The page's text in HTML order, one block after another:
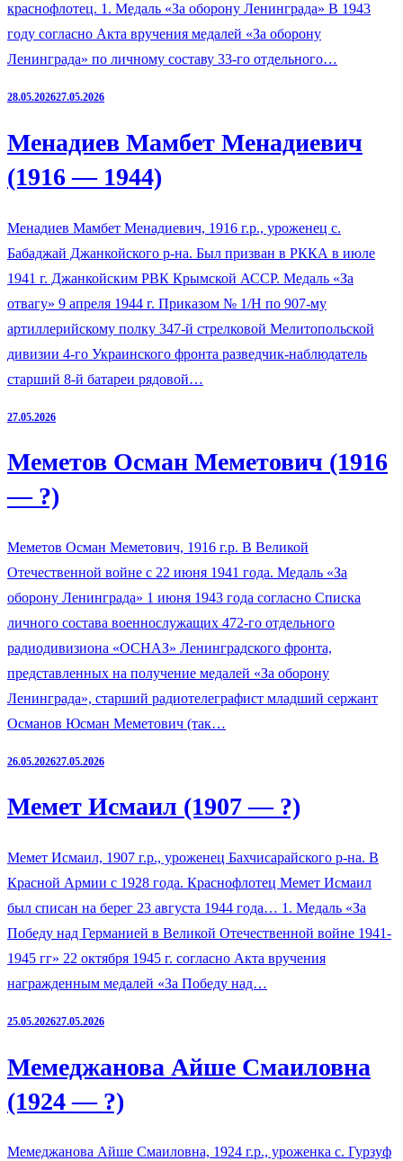
краснофлотец. 1. Медаль «За оборону Ленинграда» В 1943
году согласно Акта вручения медалей «За оборону
Ленинграда» по личному составу 33-го отдельного…
28.05.202627.05.2026
Менадиев Мамбет Менадиевич
(1916 — 1944)
Менадиев Мамбет Менадиевич, 1916 г.р., уроженец с.
Бабаджай Джанкойского р-на. Был призван в РККА в июле
1941 г. Джанкойским РВК Крымской АССР. Медаль «За
отвагу» 9 апреля 1944 г. Приказом № 1/Н по 907-му
артиллерийскому полку 347-й стрелковой Мелитопольской
дивизии 4-го Украинского фронта разведчик-наблюдатель
старший 8-й батареи рядовой…
27.05.2026
Меметов Осман Меметович (1916
— ?)
Меметов Осман Меметович, 1916 г.р. В Великой
Отечественной войне с 22 июня 1941 года. Медаль «За
оборону Ленинграда» 1 июня 1943 года согласно Списка
личного состава военнослужащих 472-го отдельного
радиодивизиона «ОСНАЗ» Ленинградского фронта,
представленных на получение медалей «За оборону
Ленинграда», старший радиотелеграфист младший сержант
Османов Юсман Меметович (так…
26.05.202627.05.2026
Мемет Исмаил (1907 — ?)
Мемет Исмаил, 1907 г.р., уроженец Бахчисарайского р-на. В
Красной Армии с 1928 года. Краснофлотец Мемет Исмаил
был списан на берег 23 августа 1944 года… 1. Медаль «За
Победу над Германией в Великой Отечественной войне 1941-
1945 гг» 22 октября 1945 г. согласно Акта вручения
награжденным медалей «За Победу над…
25.05.202627.05.2026
Мемеджанова Айше Смаиловна
(1924 — ?)
Мемеджанова Айше Смаиловна, 1924 г.р., уроженка с. Гурзуф